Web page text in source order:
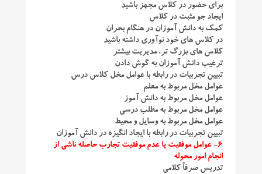
برای حضور در کلاس مجهز باشید
ایجاد جو مثبت در کلاس
کمک به دانش آموزان در هنگام بحران
در کلاس های خود نوآوری داشته باشید
کلاس های بزرگ تر، مدیریت بیشتر
ترغیب دانش آموزان به گوش دادن
تبیین تجربیات در رابطه با عوامل مخل کلاس درس
عوامل مخل مربوط به معلم
عوامل مخل مربوط به دانش آموز
عوامل مخل مربوط به مطلب درسی
عوامل مخل مربوط به وسایل و محیط
تبیین تجربیات در رابطه با ایجاد انگیزه در دانش آموزان
۶- عوامل موفقیت یا عدم موفقیت تجارب حاصله ناشی از
انجام امور محوله
تدریس صرفاً کلامی